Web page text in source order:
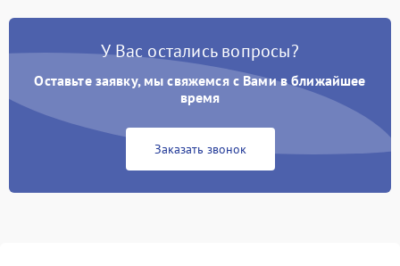
У Вас остались вопросы?
Оставьте заявку, мы свяжемся с Вами в ближайшее
время
Заказать звонок